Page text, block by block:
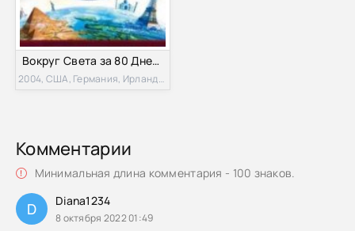
Вокруг Света за 80 Дней (2004)
2004, США, Германия, Ирландия, Великобритания
Комментарии
Минимальная длина комментария - 100 знаков.
D Diana1234
8 октября 2022 01:49